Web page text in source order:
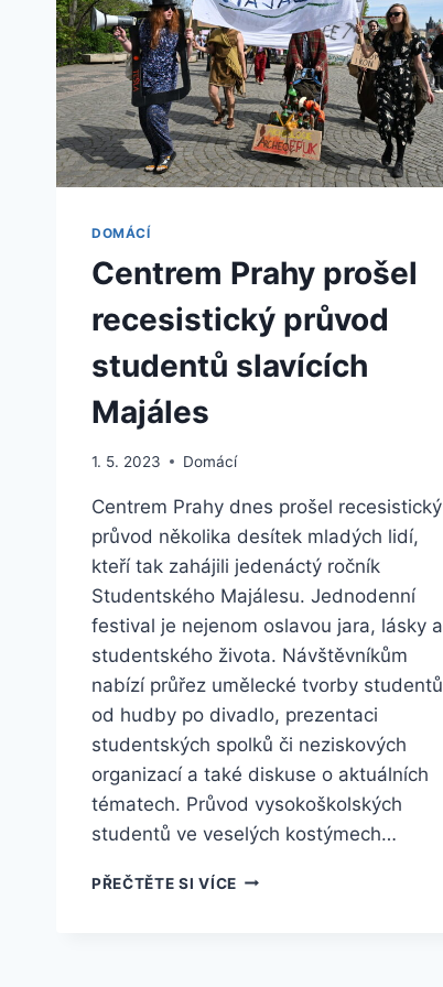
DOMÁCÍ
Centrem Prahy prošel
recesistický průvod
studentů slavících
Majáles
1. 5. 2023 Domácí
Centrem Prahy dnes prošel recesistický
průvod několika desítek mladých lidí,
kteří tak zahájili jedenáctý ročník
Studentského Majálesu. Jednodenní
festival je nejenom oslavou jara, lásky a
studentského života. Návštěvníkům
nabízí průřez umělecké tvorby studentů
od hudby po divadlo, prezentaci
studentských spolků či neziskových
organizací a také diskuse o aktuálních
tématech. Průvod vysokoškolských
studentů ve veselých kostýmech…
PŘEČTĚTE SI VÍCECENTREM